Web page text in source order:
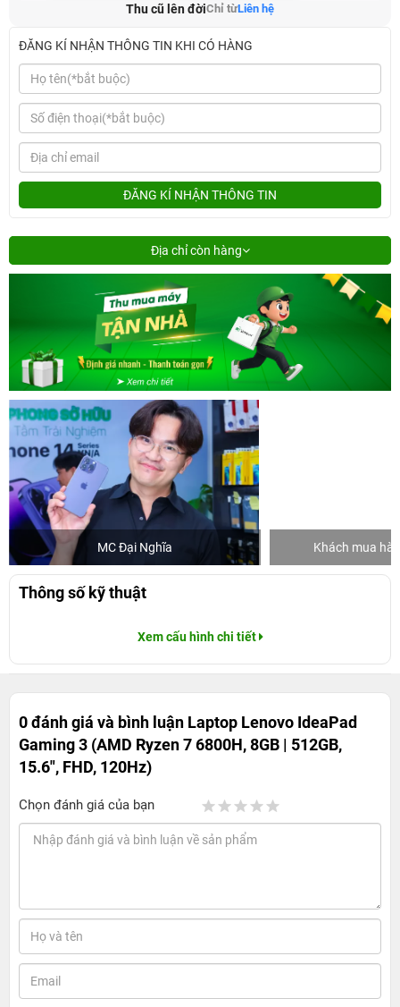
Thu cũ lên đờiChỉ từLiên hệ
ĐĂNG KÍ NHẬN THÔNG TIN KHI CÓ HÀNG
ĐĂNG KÍ NHẬN THÔNG TIN
Địa chỉ còn hàng
MC Đại Nghĩa Khách mua
Thông số kỹ thuật
Xem cấu hình chi tiết
0 đánh giá và bình luận Laptop Lenovo IdeaPad
Gaming 3 (AMD Ryzen 7 6800H, 8GB | 512GB,
15.6", FHD, 120Hz)
Chọn đánh giá của bạn